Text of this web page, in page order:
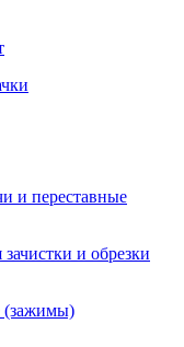
и переставные
и обрезки
(зажимы)